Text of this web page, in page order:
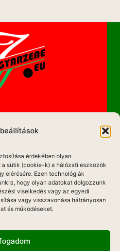
érdekében olyan
sütik (cookie-k) a hálózati eszközök
elérésére. Ezen technológiák
hogy olyan adatokat dolgozzunk
viselkedés vagy az egyedi
vagy visszavonása hátrányosan
és működéseket.
KÓDEX
AJÁNLAT
NYILATKOZAT